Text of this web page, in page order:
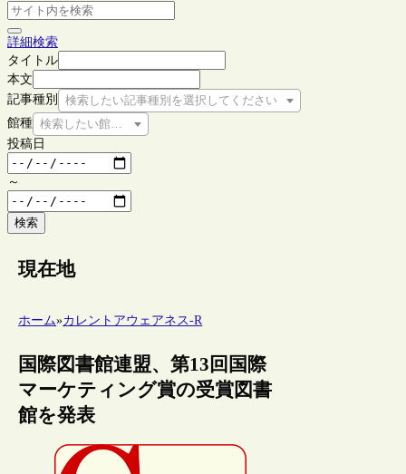
詳細検索
タイトル
本文
記事種別
検索したい記事種別を選択してください
館種 検索したい館種を選択してください
投稿日
～
検索
現在地
ホーム»カレントアウェアネス-R
国際図書館連盟、第13回国際
マーケティング賞の受賞図書
館を発表